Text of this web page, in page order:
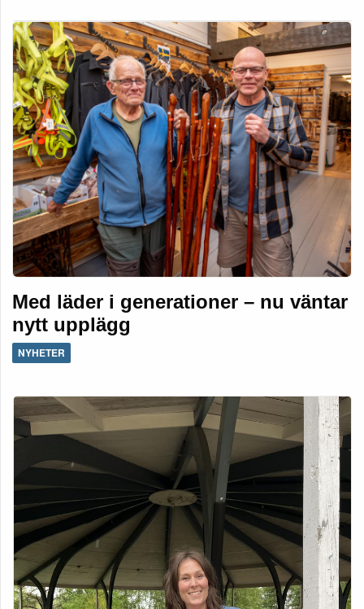
Med läder i generationer – nu väntar
nytt upplägg
NYHETER